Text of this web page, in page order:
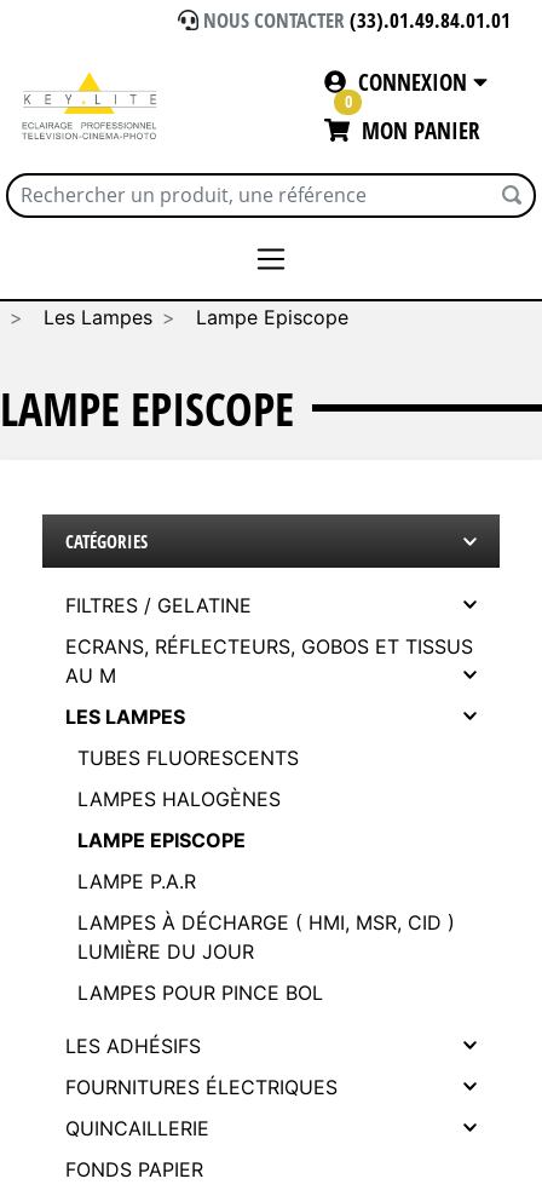
NOUS CONTACTER(33).01.49.84.01.01
CONNEXION
0
MON PANIER
Les Lampes
Lampe Episcope
LAMPE EPISCOPE
CATÉGORIES
FILTRES / GELATINE
ECRANS, RÉFLECTEURS, GOBOS ET TISSUS
AU M
LES LAMPES
TUBES FLUORESCENTS
LAMPES HALOGÈNES
LAMPE EPISCOPE
LAMPE P.A.R
LAMPES À DÉCHARGE ( HMI, MSR, CID )
LUMIÈRE DU JOUR
LAMPES POUR PINCE BOL
LES ADHÉSIFS
FOURNITURES ÉLECTRIQUES
QUINCAILLERIE
FONDS PAPIER